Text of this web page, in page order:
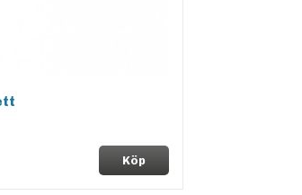
Köp